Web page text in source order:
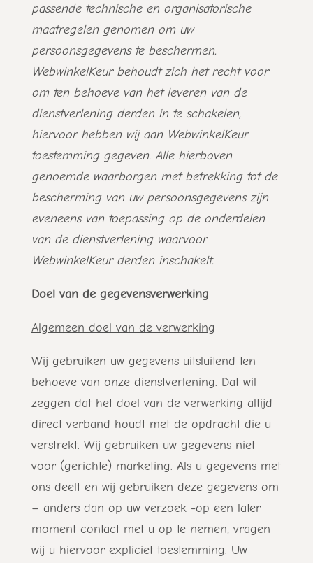
passende technische en organisatorische
maatregelen genomen om uw
persoonsgegevens te beschermen.
WebwinkelKeur behoudt zich het recht voor
om ten behoeve van het leveren van de
dienstverlening derden in te schakelen,
hiervoor hebben wij aan WebwinkelKeur
toestemming gegeven. Alle hierboven
genoemde waarborgen met betrekking tot de
bescherming van uw persoonsgegevens zijn
eveneens van toepassing op de onderdelen
van de dienstverlening waarvoor
WebwinkelKeur derden inschakelt.
Doel van de gegevensverwerking
Algemeen doel van de verwerking
Wij gebruiken uw gegevens uitsluitend ten
behoeve van onze dienstverlening. Dat wil
zeggen dat het doel van de verwerking altijd
direct verband houdt met de opdracht die u
verstrekt. Wij gebruiken uw gegevens niet
voor (gerichte) marketing. Als u gegevens met
ons deelt en wij gebruiken deze gegevens om
– anders dan op uw verzoek -op een later
moment contact met u op te nemen, vragen
wij u hiervoor expliciet toestemming. Uw